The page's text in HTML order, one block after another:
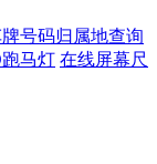
号码归属地查询
马灯 在线屏幕尺